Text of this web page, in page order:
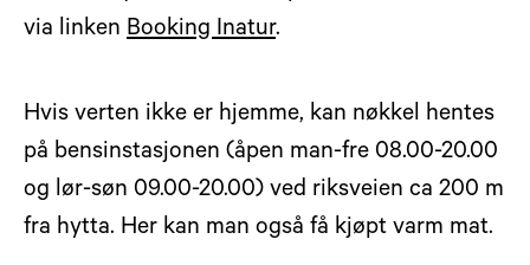
via linken Booking Inatur.
Hvis verten ikke er hjemme, kan nøkkel hentes
på bensinstasjonen (åpen man-fre 08.00-20.00
og lør-søn 09.00-20.00) ved riksveien ca 200 m
fra hytta. Her kan man også få kjøpt varm mat.